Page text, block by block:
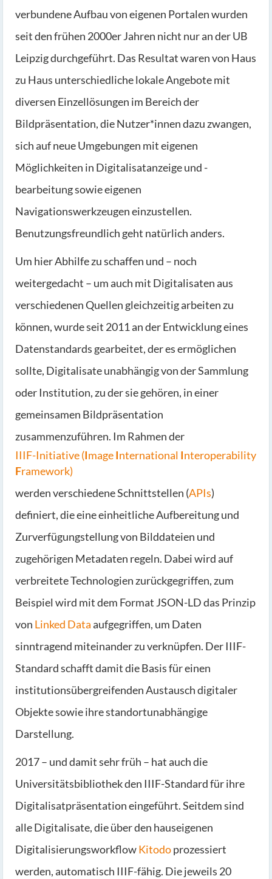
verbundene Aufbau von eigenen Portalen wurden
seit den frühen 2000er Jahren nicht nur an der UB
Leipzig durchgeführt. Das Resultat waren von Haus
zu Haus unterschiedliche lokale Angebote mit
diversen Einzellösungen im Bereich der
Bildpräsentation, die Nutzer*innen dazu zwangen,
sich auf neue Umgebungen mit eigenen
Möglichkeiten in Digitalisatanzeige und -
bearbeitung sowie eigenen
Navigationswerkzeugen einzustellen.
Benutzungsfreundlich geht natürlich anders.
Um hier Abhilfe zu schaffen und – noch
weitergedacht – um auch mit Digitalisaten aus
verschiedenen Quellen gleichzeitig arbeiten zu
können, wurde seit 2011 an der Entwicklung eines
Datenstandards gearbeitet, der es ermöglichen
sollte, Digitalisate unabhängig von der Sammlung
oder Institution, zu der sie gehören, in einer
gemeinsamen Bildpräsentation
zusammenzuführen. Im Rahmen der
IIIF-Initiative (ImageInternational Interoperability
Framework)
werden verschiedene Schnittstellen (APIs)
definiert, die eine einheitliche Aufbereitung und
Zurverfügungstellung von Bilddateien und
zugehörigen Metadaten regeln. Dabei wird auf
verbreitete Technologien zurückgegriffen, zum
Beispiel wird mit dem Format JSON-LD das Prinzip
von Linked Dataaufgegriffen, um Daten
sinntragend miteinander zu verknüpfen. Der IIIF-
Standard schafft damit die Basis für einen
institutionsübergreifenden Austausch digitaler
Objekte sowie ihre standortunabhängige
Darstellung.
2017 – und damit sehr früh – hat auch die
Universitätsbibliothek den IIIF-Standard für ihre
Digitalisatpräsentation eingeführt. Seitdem sind
alle Digitalisate, die über den hauseigenen
DigitalisierungsworkflowKitodoprozessiert
werden, automatisch IIIF-fähig. Die jeweils 20